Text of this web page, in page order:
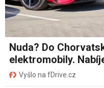
Nuda? Do
elektromobily.
Vyšlo na fDrive.cz